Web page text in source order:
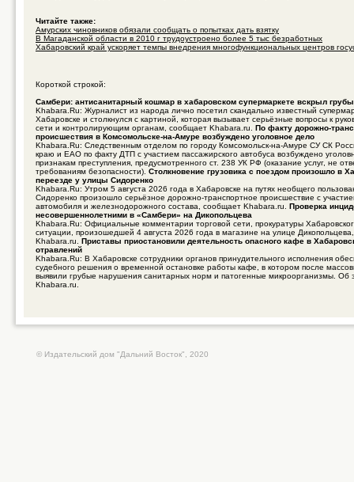
Читайте также:
Амурских чиновников обязали сообщать о попытках дать взятку
В Магаданской области в 2010 г трудоустроено более 5 тыс безработных
Хабаровский край ускоряет темпы внедрения многофункциональных центров
Короткой строкой:
Самбери: антисанитарный кошмар в хабаровском супермаркете вскрыл
Khabara.Ru: Журналист из народа лично посетил скандально известный
Хабаровске и столкнулся с картиной, которая вызывает серьёзные вопросы к
сети и контролирующим органам, сообщает Khabara.ru. По факту дорожно-
происшествия в Комсомольске-на-Амуре возбуждено уголовное дело
Khabara.Ru: Следственным отделом по городу Комсомольск-на-Амуре СУ СК
краю и ЕАО по факту ДТП с участием пассажирского автобуса возбуждено
признакам преступления, предусмотренного ст. 238 УК РФ (оказание услуг, не
требованиям безопасности). Столкновение грузовика с поездом произошло в
переезде у улицы Сидоренко
Khabara.Ru: Утром 5 августа 2026 года в Хабаровске на путях необщего
Сидоренко произошло серьёзное дорожно-транспортное происшествие с
автомобиля и железнодорожного состава, сообщает Khabara.ru. Проверка
несовершеннолетними в «Самбери» на Дикопольцева
Khabara.Ru: Официальные комментарии торговой сети, прокуратуры
ситуации, произошедшей 4 августа 2026 года в магазине на улице
Khabara.ru. Приставы приостановили деятельность опасного кафе в
отравлений
Khabara.Ru: В Хабаровске сотрудники органов принудительного исполнения
судебного решения о временной остановке работы кафе, в котором после
выявили грубые нарушения санитарных норм и патогенные микроорганизмы. Об
Khabara.ru.
© Издательский дом "Дальний Восток", 2020